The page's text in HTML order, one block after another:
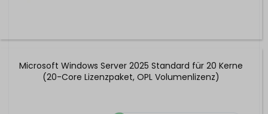
Microsoft Windows Server 2025 Standard für 20 Kerne
(20-Core Lizenzpaket, OPL Volumenlizenz)